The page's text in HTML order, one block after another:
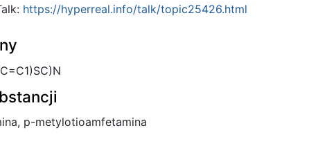
https://hyperreal.info/talk/topic25426.html
p-metylotioamfetamina